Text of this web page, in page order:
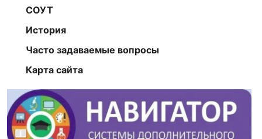
СОУТ
История
Часто задаваемые вопросы
Карта сайта